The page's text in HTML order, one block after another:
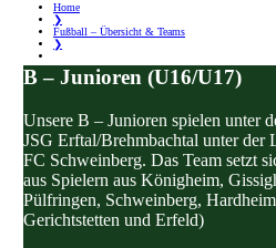
Home
❯
Fußball – Übersicht & Teams
❯
B – Junioren (U16/U17)
Unsere B – Junioren spielen unter
JSG Erftal/Brehmbachtal unter der
FC Schweinberg. Das Team setzt
aus Spielern aus Königheim,
Pülfringen, Schweinberg,
Gerichtstetten und Erfeld)